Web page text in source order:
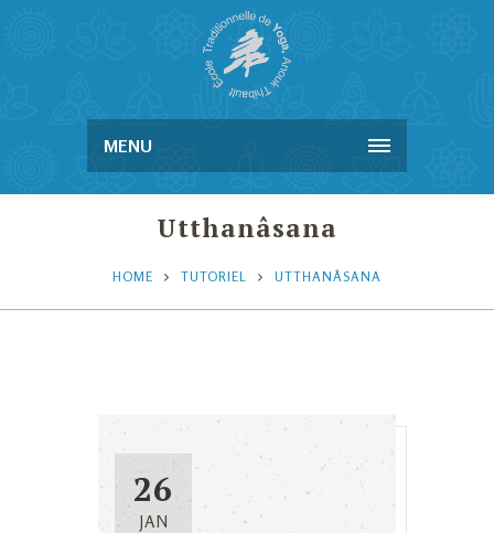
MENU
Utthanâsana
HOME TUTORIEL UTTHANÂSANA
26
JAN